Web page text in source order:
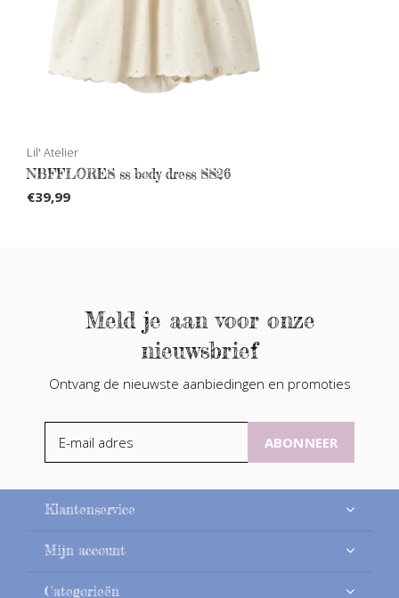
Lil' Atelier
NBFFLORES ss body dress SS26
€39,99
Meld je aan voor onze
nieuwsbrief
Ontvang de nieuwste aanbiedingen en promoties
ABONNEER
Klantenservice
Mijn account
Categorieën